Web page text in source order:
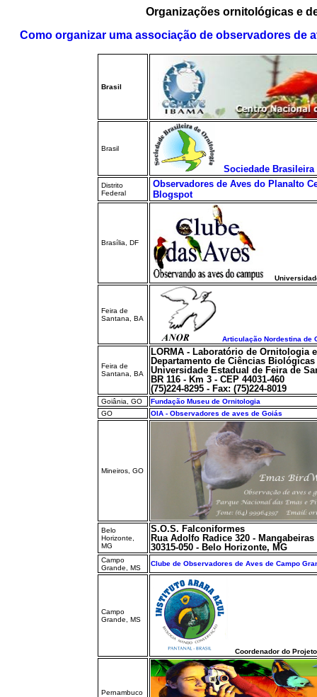
Organizações ornitológicas e
Como organizar uma associação de observadores de
Brasil
Brasil
Sociedade
Distrito
Federal
Observadores de Aves do Planalto
Blogspot
Brasília, DF
Feira de
Santana, BA
Articulação Nordestina de
Feira de
Santana, BA
LORMA - Laboratório de Ornitologia
Departamento de Ciências Biológicas
Universidade Estadual de Feira de
BR 116 - Km 3 - CEP 44031-460
(75)224-8295 - Fax: (75)224-8019
Goiânia, GO
Fundação Museu de Ornitologia
GO
OIA - Observadores de aves de Goiás
Mineiros, GO
Belo
Horizonte,
MG
S.O.S. Falconiformes
Rua Adolfo Radice 320 - Mangabeiras
30315-050 - Belo Horizonte, MG
Campo
Grande, MS
Clube de Observadores de Aves de Campo
Campo
Grande, MS
Coordenador do
Pernambuco